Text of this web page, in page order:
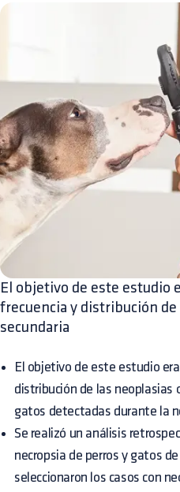
El objetivo de este estudio
frecuencia y distribución de
secundaria
El objetivo de este estudio
distribución de las neoplasias
gatos detectadas durante la
Se realizó un análisis
necropsia de perros y gatos
seleccionaron los casos con